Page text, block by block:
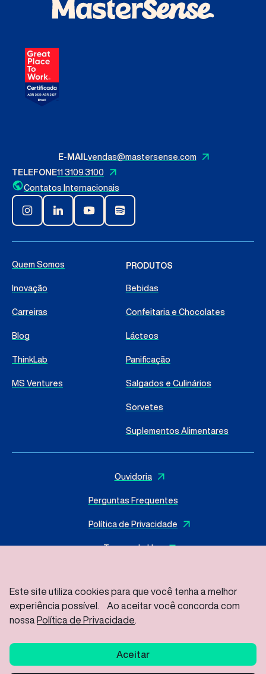
E-MAILvendas@mastersense.com
TELEFONE11 3109.3100
Contatos Internacionais
Quem Somos
Inovação
Carreiras
Blog
ThinkLab
MS Ventures
PRODUTOS
Bebidas
Confeitaria e Chocolates
Lácteos
Panificação
Salgados e Culinários
Sorvetes
Suplementos Alimentares
Ouvidoria
Perguntas Frequentes
Política de Privacidade
Termos de Uso
© 2025 I MasterSense ing. Alim. L.tda– Todos os direitos
reservados
Gleba A2C – Distrito Industrial Jundiaí – SP/ CEP: 13213-086
Este site utiliza cookies para que você tenha a melhor
experiência possível. Ao aceitar você concorda com
nossa Política de Privacidade
Aceitar